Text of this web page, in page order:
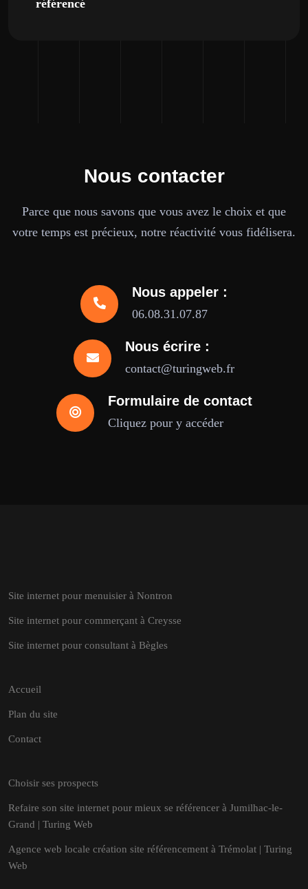
référencé
Nous contacter
Parce que nous savons que vous avez le choix et que
votre temps est précieux, notre réactivité vous fidélisera.
Nous appeler :
06.08.31.07.87
Nous écrire :
contact@turingweb.fr
Formulaire de contact
Cliquez pour y accéder
Site internet pour menuisier à Nontron
Site internet pour commerçant à Creysse
Site internet pour consultant à Bègles
Accueil
Plan du site
Contact
Choisir ses prospects
Refaire son site internet pour mieux se référencer à Jumilhac-le-
Grand | Turing Web
Agence web locale création site référencement à Trémolat | Turing
Web